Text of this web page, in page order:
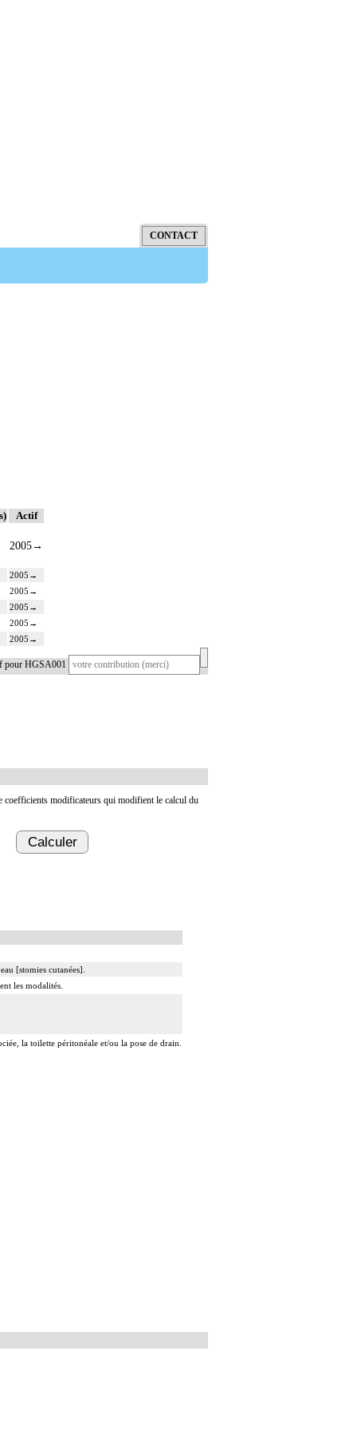
Actif
2005→
2005 →
2005 →
2005 →
2005 →
2005 →
pour HGSA001
coefficients modificateurs qui modifient le calcul du
Calculer
[stomies cutanées].
les modalités.
la toilette péritonéale et/ou la pose de drain.
la pose de drain.